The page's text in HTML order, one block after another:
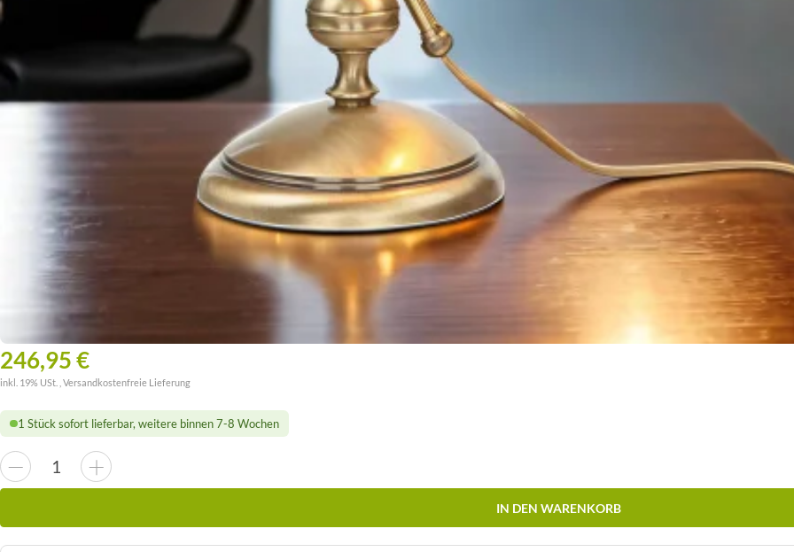
246,95 €
inkl. 19% USt. , Versandkostenfreie Lieferung
1 Stück sofort lieferbar, weitere binnen 7-8 Wochen
IN DEN WARENKORB